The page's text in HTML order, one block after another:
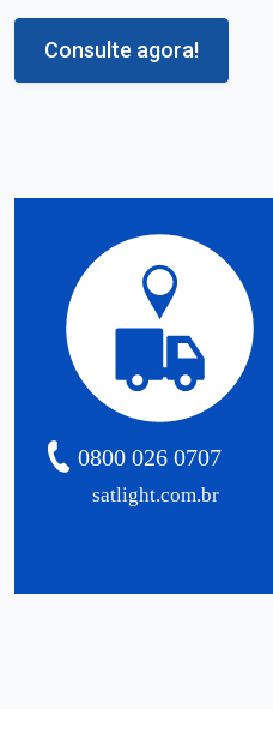
Consulte agora!
satlight.com.br
0800 026 0707